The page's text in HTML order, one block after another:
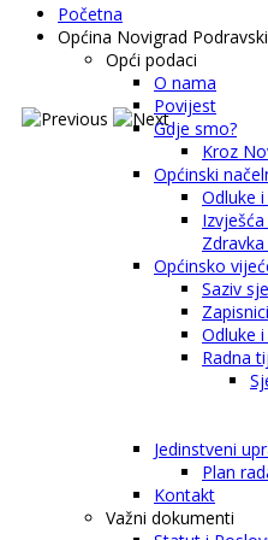
Početna
Općina Novigrad Podravski
Opći podaci
O nama
Povijest
Gdje smo?
Kroz
Općinski
Odluke
Općinsko
Saziv
Odluke
Radna
Jedinstveni
Plan
Kontakt
Važni dokumenti